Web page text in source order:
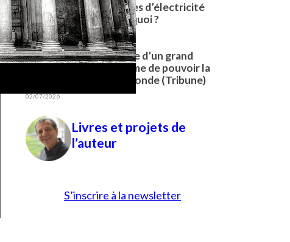
Coût et prix des sources d’électricité
bas-carbone : qui paie quoi ?
22/01/2026
La neutralité apparente d’un grand
modèle d’IA est sa forme de pouvoir la
plus redoutable – Le Monde (Tribune)
02/07/2026
Livres et projets de
l’auteur
S’inscrire à la newsletter